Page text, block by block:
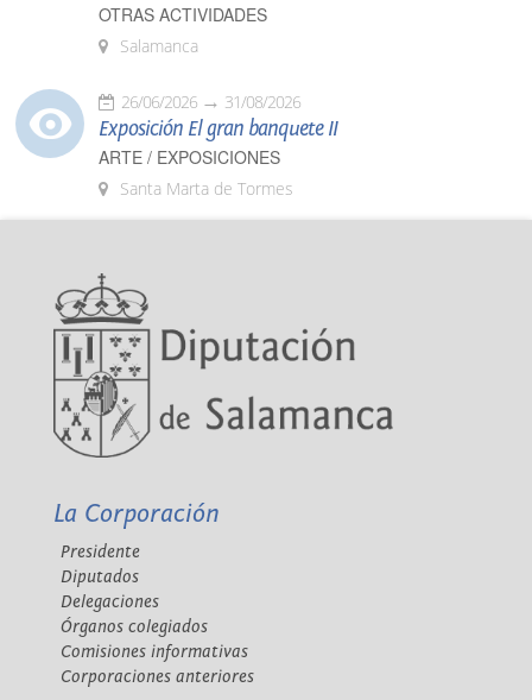
OTRAS ACTIVIDADES
Salamanca
26/06/2026 31/08/2026
Exposición El gran banquete II
ARTE / EXPOSICIONES
Santa Marta de Tormes
La Corporación
Presidente
Diputados
Delegaciones
Órganos colegiados
Comisiones informativas
Corporaciones anteriores